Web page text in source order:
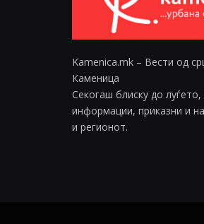
Kamenica.mk – Вести од
Каменица
Секогаш блиску до луѓето,
информации, приказни и
и регионот.